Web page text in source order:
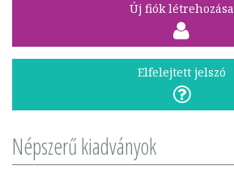
Új fiók létrehozása
Elfelejtett jelszó
Népszerű kiadványok